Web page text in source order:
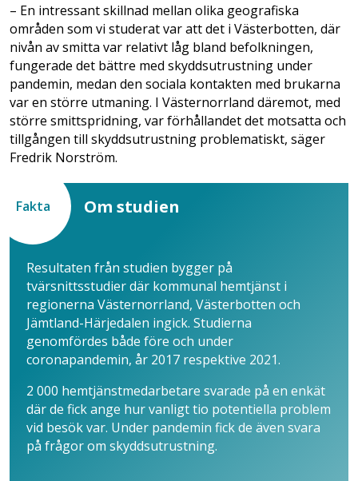
– En intressant skillnad mellan olika geografiska
områden som vi studerat var att det i Västerbotten, där
nivån av smitta var relativt låg bland befolkningen,
fungerade det bättre med skyddsutrustning under
pandemin, medan den sociala kontakten med brukarna
var en större utmaning. I Västernorrland däremot, med
större smittspridning, var förhållandet det motsatta och
tillgången till skyddsutrustning problematiskt, säger
Fredrik Norström.
Fakta Om studien
Resultaten från studien bygger på
tvärsnittsstudier där kommunal hemtjänst i
regionerna Västernorrland, Västerbotten och
Jämtland-Härjedalen ingick. Studierna
genomfördes både före och under
coronapandemin, år 2017 respektive 2021.
2 000 hemtjänstmedarbetare svarade på en enkät
där de fick ange hur vanligt tio potentiella problem
vid besök var. Under pandemin fick de även svara
på frågor om skyddsutrustning.